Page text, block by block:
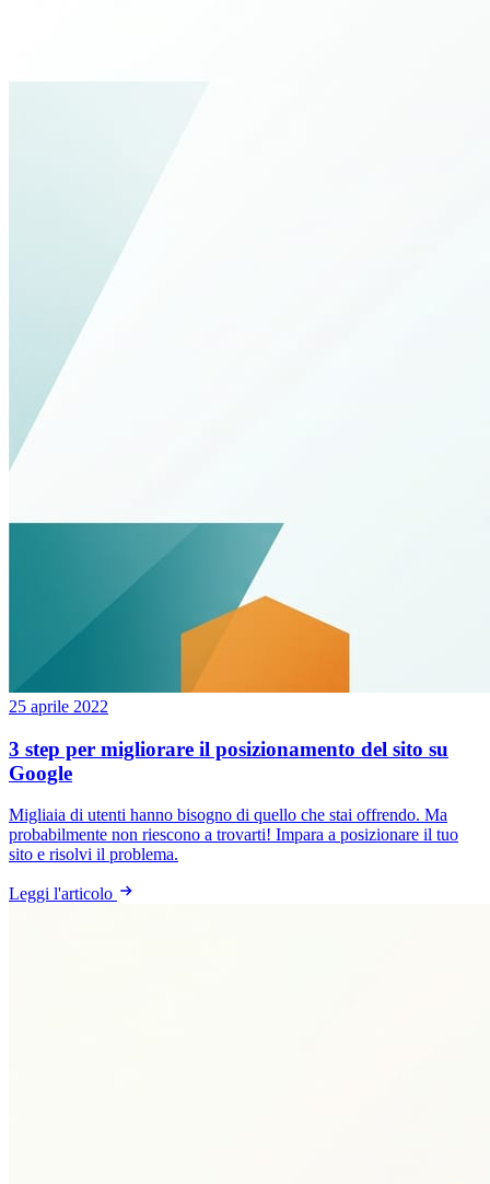
25 aprile 2022
3 step per migliorare il posizionamento del sito su
Google
Migliaia di utenti hanno bisogno di quello che stai offrendo. Ma
probabilmente non riescono a trovarti! Impara a posizionare il tuo
sito e risolvi il problema.
Leggi l'articolo